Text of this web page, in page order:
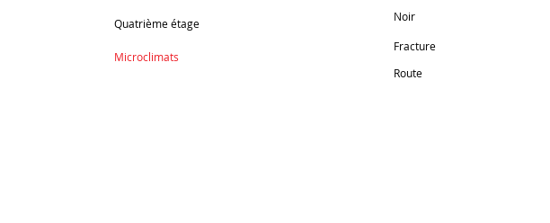
Quatrième étage
Microclimats
Noir
Fracture
Route